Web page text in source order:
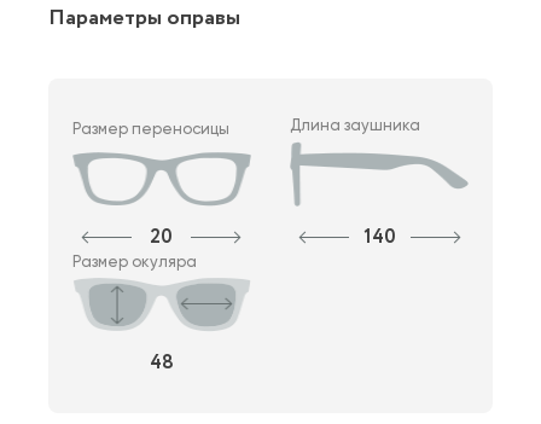
Параметры оправы
Размер переносицы
20
Длина заушника
140
Размер окуляра
48